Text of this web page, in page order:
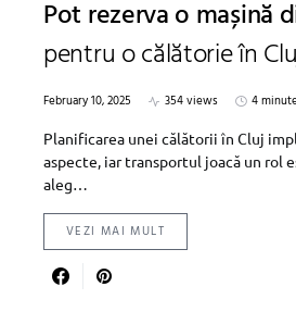
Pot rezerva o mașină
pentru o călătorie în
February 10, 2025 354 views
4
Planificarea unei călătorii în Cluj
aspecte, iar transportul joacă un rol
aleg…
VEZI MAI MULT